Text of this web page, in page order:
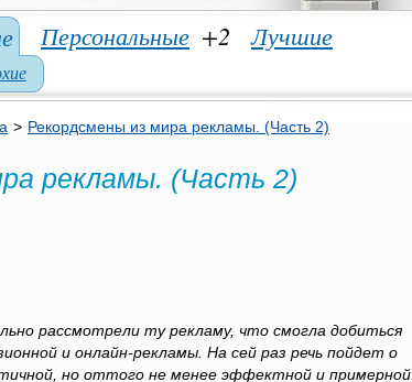
Персональные +2 Лучшие
> Рекордсмены из мира рекламы. (Часть 2)
рекламы. (Часть 2)
рассмотрели ту рекламу, что смогла добиться
и онлайн-рекламы. На сей раз речь пойдет о
но оттого не менее эффектной и примерной.